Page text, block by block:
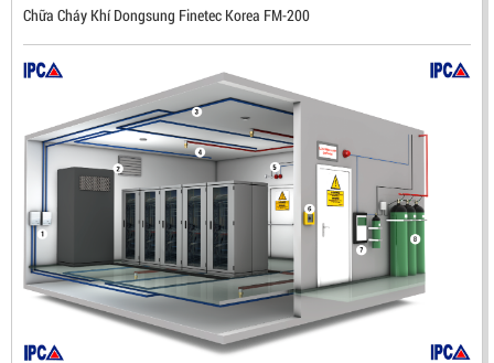
Chữa Cháy Khí Dongsung Finetec Korea FM-200